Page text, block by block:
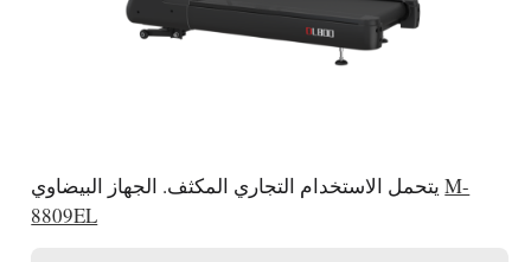
يتحمل الاستخدام التجاري المكثف. الجهاز البيضاويM-
8809EL